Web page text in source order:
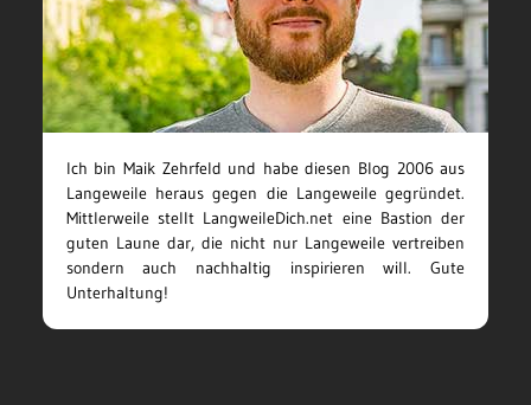
Ich bin Maik Zehrfeld und habe diesen Blog 2006 aus
Langeweile heraus gegen die Langeweile gegründet.
Mittlerweile stellt LangweileDich.net eine Bastion der
guten Laune dar, die nicht nur Langeweile vertreiben
sondern auch nachhaltig inspirieren will. Gute
Unterhaltung!